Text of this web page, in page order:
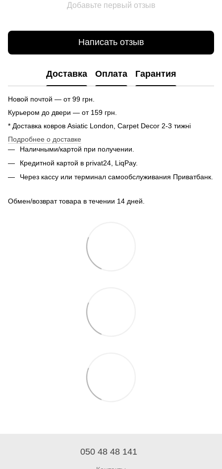
Добавьте первый отзыв
Написать отзыв
Доставка Оплата Гарантия
Новой почтой — от 99 грн.
Курьером до двери — от 159 грн.
* Доставка ковров Asiatic London, Carpet Decor 2-3 тижні
Подробнее о доставке
Наличными/картой при получении.
Кредитной картой в privat24, LiqPay.
Через кассу или терминал самообслуживания Приватбанк.
Обмен/возврат товара в течении 14 дней.
050 48 48 141